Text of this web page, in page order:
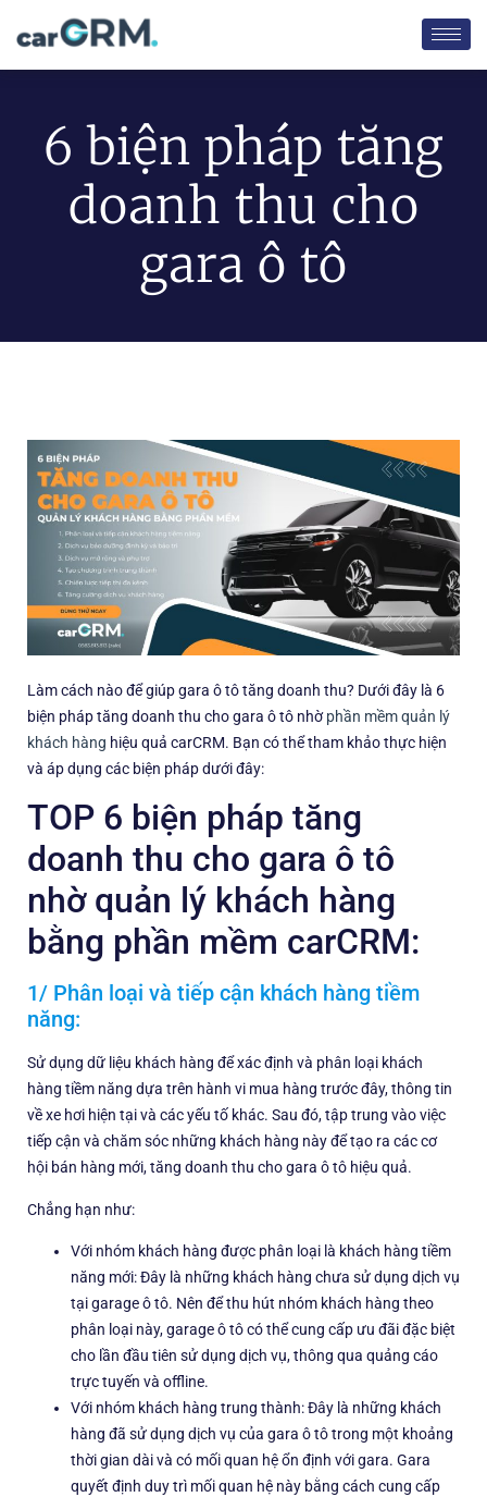
6 biện pháp tăng
doanh thu cho
gara ô tô
Làm cách nào để giúp gara ô tô tăng doanh thu? Dưới đây là 6
biện pháp tăng doanh thu cho gara ô tô nhờphần mềm quản lý
khách hàng hiệu quả carCRM. Bạn có thể tham khảo thực hiện
và áp dụng các biện pháp dưới đây:
TOP 6 biện pháp tăng
doanh thu cho gara ô tô
nhờ quản lý khách hàng
bằng phần mềm carCRM:
1/ Phân loại và tiếp cận khách hàng tiềm
năng:
Sử dụng dữ liệu khách hàng để xác định và phân loại khách
hàng tiềm năng dựa trên hành vi mua hàng trước đây, thông tin
về xe hơi hiện tại và các yếu tố khác. Sau đó, tập trung vào việc
tiếp cận và chăm sóc những khách hàng này để tạo ra các cơ
hội bán hàng mới, tăng doanh thu cho gara ô tô hiệu quả.
Chẳng hạn như:
Với nhóm khách hàng được phân loại là khách hàng tiềm
năng mới: Đây là những khách hàng chưa sử dụng dịch vụ
tại garage ô tô. Nên để thu hút nhóm khách hàng theo
phân loại này, garage ô tô có thể cung cấp ưu đãi đặc biệt
cho lần đầu tiên sử dụng dịch vụ, thông qua quảng cáo
trực tuyến và offline.
Với nhóm khách hàng trung thành: Đây là những khách
hàng đã sử dụng dịch vụ của gara ô tô trong một khoảng
thời gian dài và có mối quan hệ ổn định với gara. Gara
quyết định duy trì mối quan hệ này bằng cách cung cấp